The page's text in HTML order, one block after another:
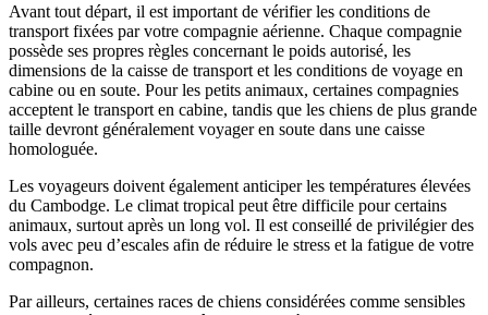
Avant tout départ, il est important de vérifier les conditions de
transport fixées par votre compagnie aérienne. Chaque compagnie
possède ses propres règles concernant le poids autorisé, les
dimensions de la caisse de transport et les conditions de voyage en
cabine ou en soute. Pour les petits animaux, certaines compagnies
acceptent le transport en cabine, tandis que les chiens de plus grande
taille devront généralement voyager en soute dans une caisse
homologuée.
Les voyageurs doivent également anticiper les températures élevées
du Cambodge. Le climat tropical peut être difficile pour certains
animaux, surtout après un long vol. Il est conseillé de privilégier des
vols avec peu d’escales afin de réduire le stress et la fatigue de votre
compagnon.
Par ailleurs, certaines races de chiens considérées comme sensibles